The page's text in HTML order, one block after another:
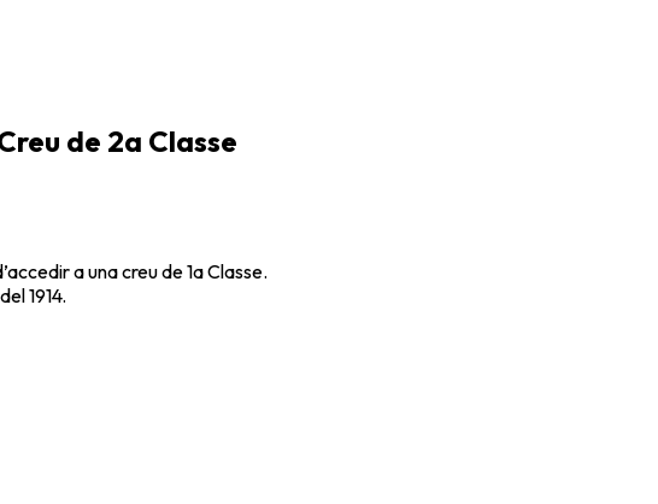
de 2a Classe
a una creu de 1a Classe.
1914.